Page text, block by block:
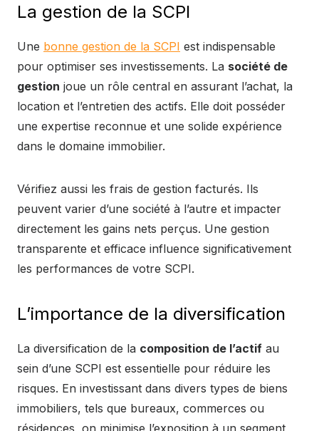
La gestion de la SCPI
Une bonne gestion de la SCPI est indispensable
pour optimiser ses investissements. La société de
gestion joue un rôle central en assurant l’achat, la
location et l’entretien des actifs. Elle doit posséder
une expertise reconnue et une solide expérience
dans le domaine immobilier.
Vérifiez aussi les frais de gestion facturés. Ils
peuvent varier d’une société à l’autre et impacter
directement les gains nets perçus. Une gestion
transparente et efficace influence significativement
les performances de votre SCPI.
L’importance de la diversification
La diversification de la composition de l’actif au
sein d’une SCPI est essentielle pour réduire les
risques. En investissant dans divers types de biens
immobiliers, tels que bureaux, commerces ou
résidences, on minimise l’exposition à un segment